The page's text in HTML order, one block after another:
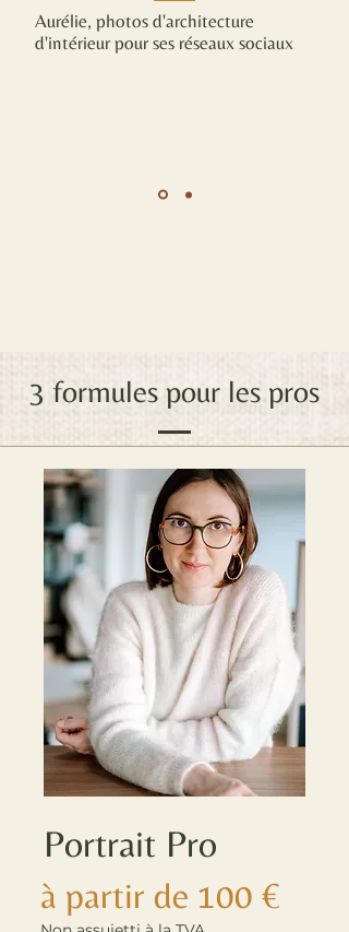
Aurélie, photos d'architecture
d'intérieur pour ses réseaux sociaux
3 formules pour les pros
Portrait Pro
à partir de 100 €